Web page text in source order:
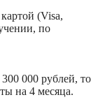
(Visa,
по
000 рублей, то
на 4 месяца.